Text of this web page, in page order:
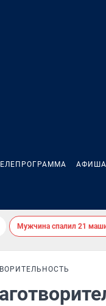
АФИША
Мужчина спалил 21